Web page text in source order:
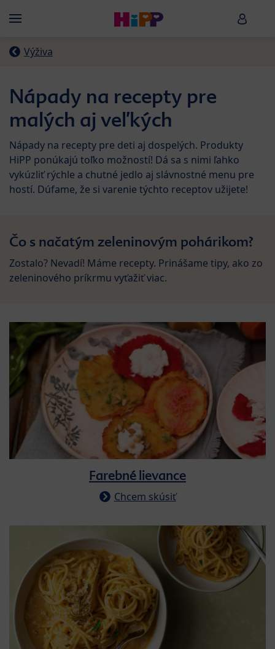
Menü HiPP
Výživa
Nápady na recepty pre
malých aj veľkých
Nápady na recepty pre deti aj dospelých. Produkty
HiPP ponúkajú toľko možností! Dá sa s nimi ľahko
vykúzliť rýchle a chutné jedlo aj slávnostné menu pre
hostí. Dúfame, že si varenie týchto receptov užijete!
Čo s načatým zeleninovým pohárikom?
Zostalo? Nevadí! Máme recepty. Prinášame tipy, ako zo
zeleninového príkrmu vyťažiť viac.
Farebné lievance
Chcem skúsiť